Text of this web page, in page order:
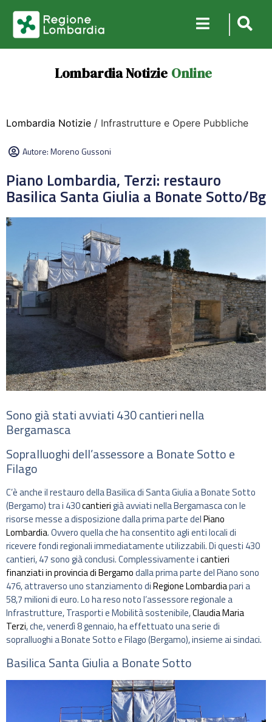
Lombardia Notizie Online
Lombardia Notizie / Infrastrutture e Opere Pubbliche
Autore:Moreno Gussoni
Piano Lombardia, Terzi: restauro
Basilica Santa Giulia a Bonate Sotto/Bg
Sono già stati avviati 430 cantieri nella
Bergamasca
Sopralluoghi dell’assessore a Bonate Sotto e
Filago
C’è anche il restauro della Basilica di Santa Giulia a Bonate Sotto
(Bergamo) tra i 430cantierigià avviati nella Bergamasca con le
risorse messe a disposizione dalla prima parte delPiano
Lombardia. Ovvero quella che ha consentito agli enti locali di
ricevere fondi regionali immediatamente utilizzabili. Di questi 430
cantieri, 47 sono già conclusi. Complessivamente icantieri
finanziati in provincia di Bergamodalla prima parte del Piano sono
476, attraverso uno stanziamento diRegione Lombardiapari a
58,7 milioni di euro. Lo ha reso noto l’assessore regionale a
Infrastrutture, Trasporti e Mobilità sostenibile,Claudia Maria
Terzi, che, venerdì 8 gennaio, ha effettuato una serie di
sopralluoghi a Bonate Sotto e Filago (Bergamo), insieme ai sindaci.
Basilica Santa Giulia a Bonate Sotto